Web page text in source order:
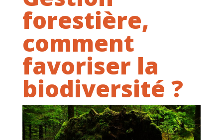
forestière,
comment
favoriser la
biodiversité ?